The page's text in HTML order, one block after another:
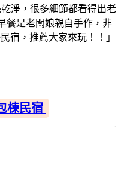
乾淨，很多細節都看得出老
餐是老闆娘親自手作，非
宿，推薦大家來玩！！」
棟民宿